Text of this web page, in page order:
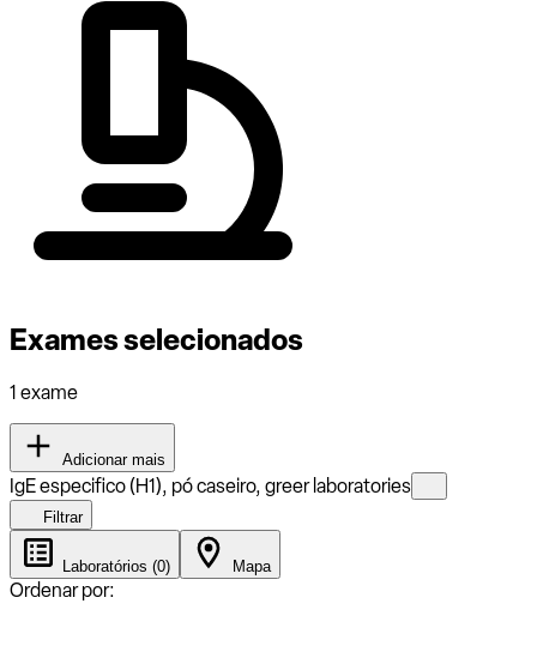
Exames selecionados
1 exame
Adicionar mais
IgE especifico (H1), pó caseiro, greer laboratories
Filtrar
Laboratórios (0) Mapa
Ordenar por: